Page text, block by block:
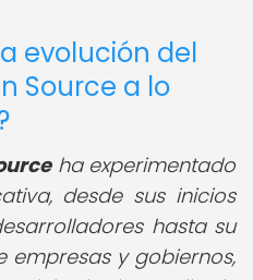
evolución del
Source a lo
ha experimentado
desde sus inicios
hasta su
y gobiernos,